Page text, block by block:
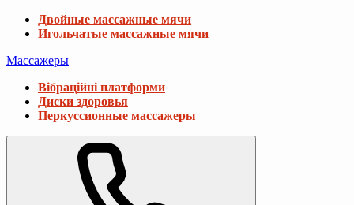
Двойные массажные мячи
Игольчатые массажные мячи
Массажеры
Вібраційні платформи
Диски здоровья
Перкуссионные массажеры